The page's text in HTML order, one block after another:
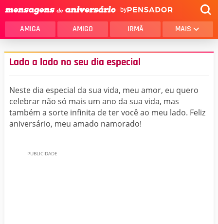
by
AMIGA AMIGO IRMÃ MAIS
Lado a lado no seu dia especial
Neste dia especial da sua vida, meu amor, eu quero
celebrar não só mais um ano da sua vida, mas
também a sorte infinita de ter você ao meu lado. Feliz
aniversário, meu amado namorado!